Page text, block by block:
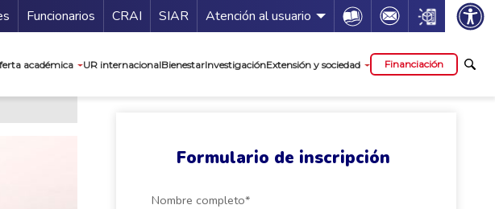
Funcionarios Guía de servicios
CRAI SIAR Atención al usuario Icon Icon Icon
académica UR internacionalBienestarInvestigaciónExtensión y sociedad Financiación
Formulario de inscripción
Nombre completo*